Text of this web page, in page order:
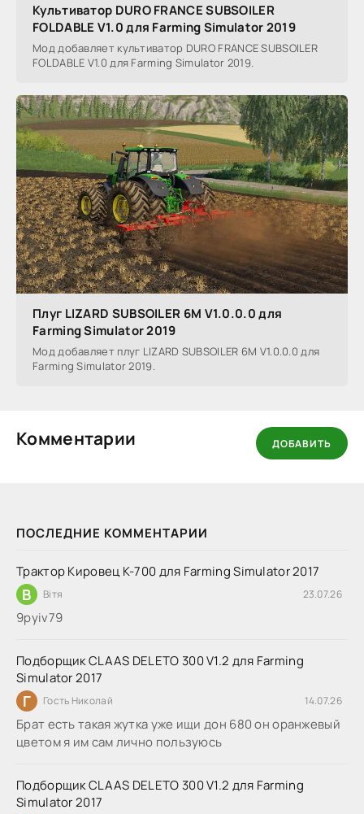
ПОСЛЕДНИЕ КОММЕНТАРИИ
Трактор Кировец К-700 для Farming Simulator 2017
В Вітя 23.07.26
9руіv79
Подборщик CLAAS DELETO 300 V1.2 для Farming
Simulator 2017
Г Гость Николай 14.07.26
Брат есть такая жутка уже ищи дон 680 он оранжевый
цветом я им сам лично пользуюсь
Подборщик CLAAS DELETO 300 V1.2 для Farming
Simulator 2017
Культиватор DURO FRANCE SUBSOILER
FOLDABLE V1.0 для Farming Simulator 2019
Мод добавляет культиватор DURO FRANCE SUBSOILER
FOLDABLE V1.0 для Farming Simulator 2019.
Плуг LIZARD SUBSOILER 6M V1.0.0.0 для
Farming Simulator 2019
Мод добавляет плуг LIZARD SUBSOILER 6M V1.0.0.0 для
Farming Simulator 2019.
Комментарии ДОБАВИТЬ